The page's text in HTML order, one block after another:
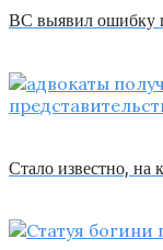
ВС выявил ошибку
Стало известно, на